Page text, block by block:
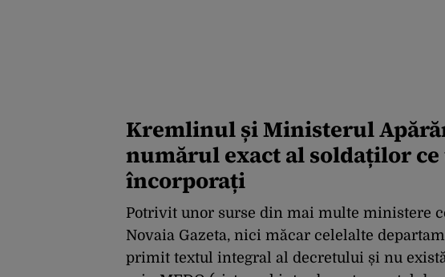
Kremlinul și Ministerul
numărul exact al soldaților ce
încorporați
Potrivit unor surse din mai multe ministere
Novaia Gazeta, nici măcar celelalte
primit textul integral al decretului și nu